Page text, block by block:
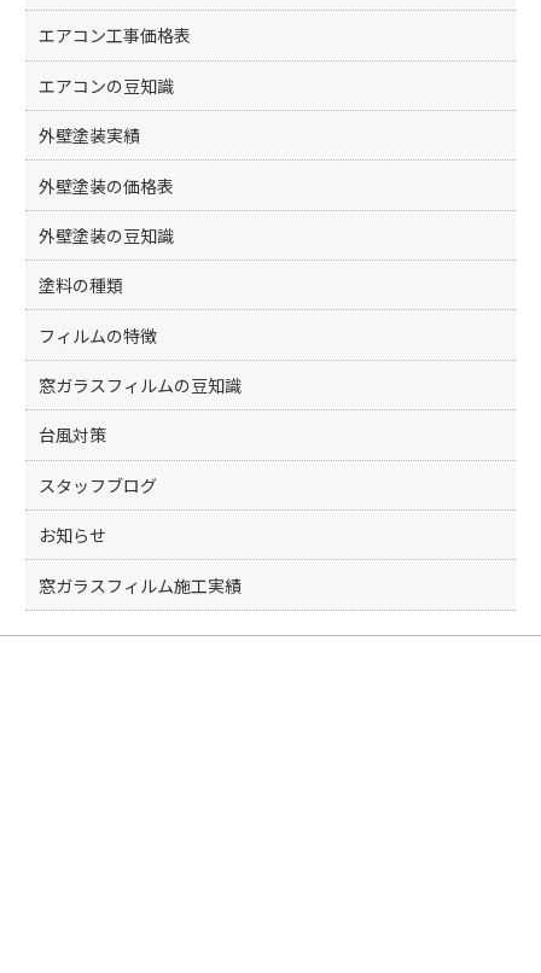
エアコン工事価格表
エアコンの豆知識
外壁塗装実績
外壁塗装の価格表
外壁塗装の豆知識
塗料の種類
フィルムの特徴
窓ガラスフィルムの豆知識
台風対策
スタッフブログ
お知らせ
窓ガラスフィルム施工実績